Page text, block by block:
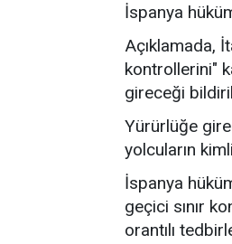
İspanya
Açıklamada,
kontrollerini"
gireceği
Yürürlüğe
yolcuların
İspanya
geçici sınır
orantılı